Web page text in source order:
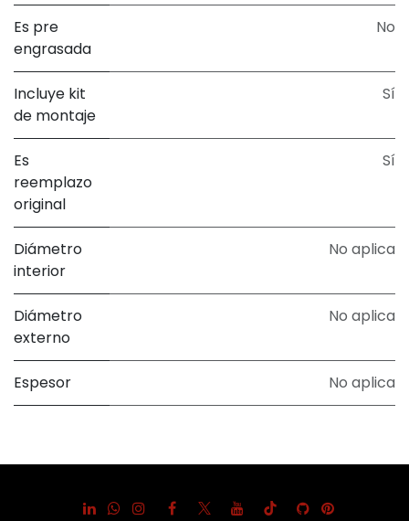
Es pre
engrasada
No
Incluye kit
de montaje
Sí
Es
reemplazo
original
Sí
Diámetro
interior
No aplica
Diámetro
externo
No aplica
Espesor No aplica